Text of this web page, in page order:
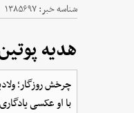
شناسه خبر:۱۳۸۵۶۹۷
هدیه
چرخش روزگار؛
با او عکسی